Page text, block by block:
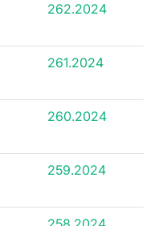
262.2024
261.2024
260.2024
259.2024